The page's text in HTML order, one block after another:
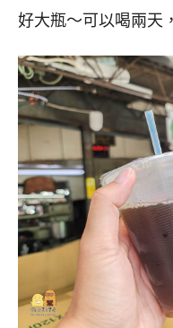
好大瓶～可以喝兩天